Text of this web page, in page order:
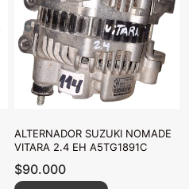
ALTERNADOR SUZUKI NOMADE
VITARA 2.4 EH A5TG1891C
$90.000